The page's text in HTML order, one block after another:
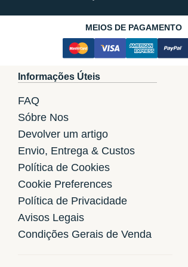
MEIOS DE PAGAMENTO
Informações Úteis
FAQ
Sóbre Nos
Devolver um artigo
Envio, Entrega & Custos
Política de Cookies
Cookie Preferences
Política de Privacidade
Avisos Legais
Condições Gerais de Venda